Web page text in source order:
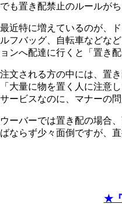
でも置き配禁止のルールが
最近特に増えているのが、
ルフバッグ、自転車などな
ョンへ配達に行くと「置き
注文される方の中には、置
「大量に物を置く人に注意
サービスなのに、マナーの
ウーバーでは置き配の場合
ばならず少々面倒ですが、
★『